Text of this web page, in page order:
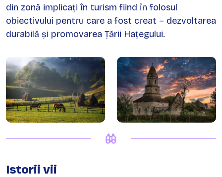
din zonă implicați în turism fiind în folosul
obiectivului pentru care a fost creat – dezvoltarea
durabilă și promovarea Țării Hațegului.
Istorii vii